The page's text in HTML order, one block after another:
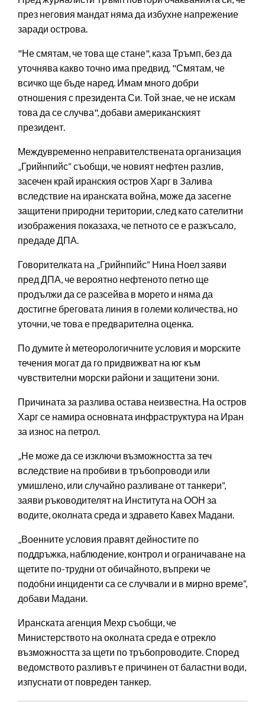
през неговия мандат няма да избухне напрежение
заради острова.
"Не смятам, че това ще стане", каза Тръмп, без да
уточнява какво точно има предвид. "Смятам, че
всичко ще бъде наред. Имам много добри
отношения с президента Си. Той знае, че не искам
това да се случва", добави американският
президент.
Междувременно неправителствената организация
„Грийнпийс“ съобщи, че новият нефтен разлив,
засечен край иранския остров Харг в Залива
вследствие на иранската война, може да засегне
защитени природни територии, след като сателитни
изображения показаха, че петното се е разкъсало,
предаде ДПА.
Говорителката на „Грийнпийс“ Нина Ноел заяви
пред ДПА, че вероятно нефтеното петно ще
продължи да се разсейва в морето и няма да
достигне бреговата линия в големи количества, но
уточни, че това е предварителна оценка.
По думите ѝ метеорологичните условия и морските
течения могат да го придвижват на юг към
чувствителни морски райони и защитени зони.
Причината за разлива остава неизвестна. На остров
Харг се намира основната инфраструктура на Иран
за износ на петрол.
„Не може да се изключи възможността за теч
вследствие на пробиви в тръбопроводи или
умишлено, или случайно разливане от танкери“,
заяви ръководителят на Института на ООН за
водите, околната среда и здравето Кавех Мадани.
„Военните условия правят дейностите по
поддръжка, наблюдение, контрол и ограничаване на
щетите по-трудни от обичайното, въпреки че
подобни инциденти са се случвали и в мирно време“,
добави Мадани.
Иранската агенция Мехр съобщи, че
Министерството на околната среда е отрекло
възможността за щети по тръбопроводите. Според
ведомството разливът е причинен от баластни води,
изпуснати от повреден танкер.